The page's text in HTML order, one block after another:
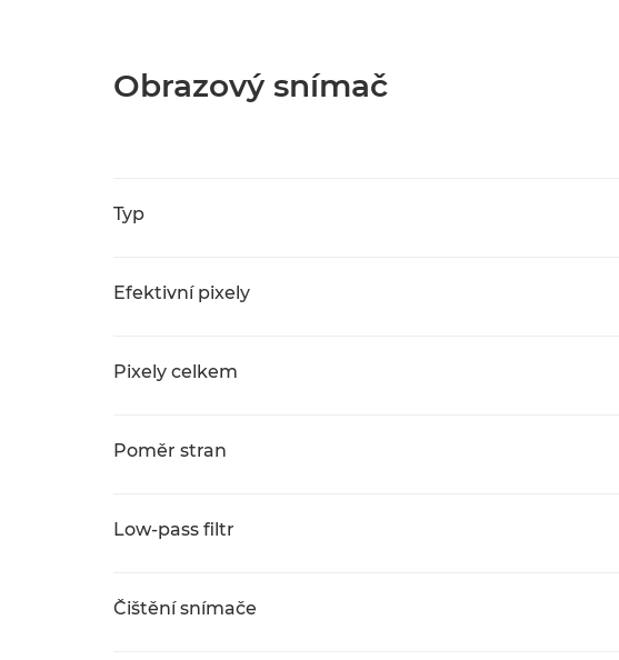
Obrazový snímač
Typ
Efektivní pixely
Pixely celkem
Poměr stran
Low-pass filtr
Čištění snímače